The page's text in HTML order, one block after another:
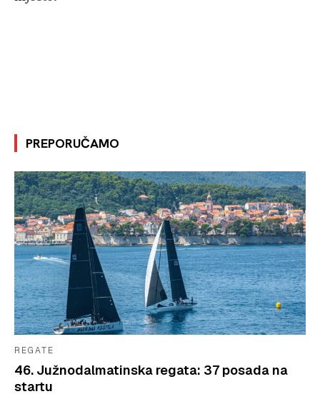
PREPORUČAMO
REGATE
46. Južnodalmatinska regata: 37 posada na
startu